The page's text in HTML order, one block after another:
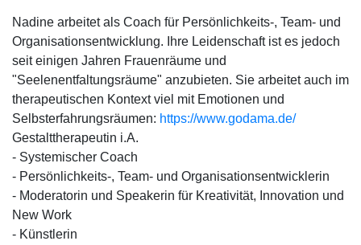
Nadine arbeitet als Coach für Persönlichkeits-, Team- und
Organisationsentwicklung. Ihre Leidenschaft ist es jedoch
seit einigen Jahren Frauenräume und
"Seelenentfaltungsräume" anzubieten. Sie arbeitet auch im
therapeutischen Kontext viel mit Emotionen und
Selbsterfahrungsräumen: https://www.godama.de/
Gestalttherapeutin i.A.
- Systemischer Coach
- Persönlichkeits-, Team- und Organisationsentwicklerin
- Moderatorin und Speakerin für Kreativität, Innovation und
New Work
- Künstlerin